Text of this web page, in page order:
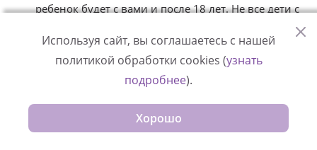
ребенок будет с вами и после 18 лет. Не все дети с
особенностями развития могут жить полноценной
взрослой жизнью. К этому тоже нужно быть
готовым и взять на себя эту ответственность, либо
сделать все, чтобы ребенок поправился и
социализировался для самостоятельной жизни,
либо поддерживать его всегда (не возвращая в
Используя сайт, вы соглашаетесь с нашей
политикой обработки cookies (узнать
подробнее).
Хорошо